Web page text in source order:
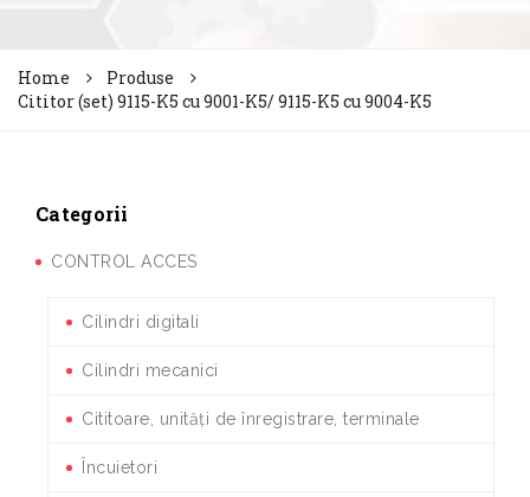
Home
Produse
Cititor (set) 9115-K5 cu 9001-K5/ 9115-K5 cu 9004-K5
Categorii
CONTROL ACCES
Cilindri digitali
Cilindri mecanici
Cititoare, unități de înregistrare, terminale
Încuietori